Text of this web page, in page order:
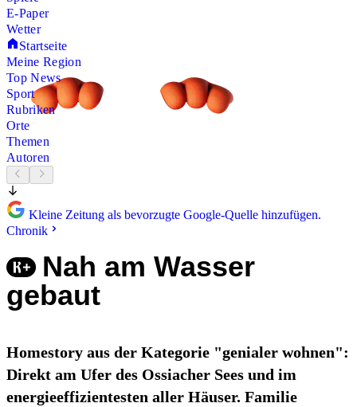
E-Paper
Wetter
Startseite
Meine Region
Top News
Sport
Rubriken
Orte
Themen
Autoren
Kleine Zeitung als bevorzugte Google-Quelle hinzufügen.
Chronik
Nah am Wasser
gebaut
Homestory aus der Kategorie "genialer wohnen":
Direkt am Ufer des Ossiacher Sees und im
energieeffizientesten aller Häuser. Familie